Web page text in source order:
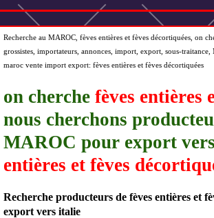
Recherche au MAROC, fèves entières et fèves décortiquées , on
grossistes, importateurs, annonces, import, export, sous-
maroc vente import export: fèves entières et fèves décortiquées
on cherche fèves entières
nous cherchons
MAROC pour export
entières et fèves
Recherche producteurs de fèves entières et
export vers italie